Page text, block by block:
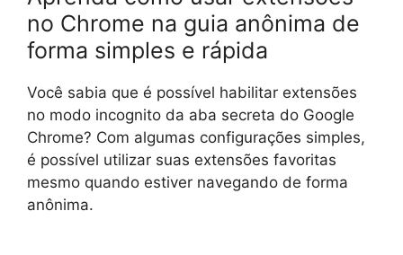
no Chrome na guia anônima de
forma simples e rápida
Você sabia que é possível habilitar extensões
no modo incognito da aba secreta do Google
Chrome? Com algumas configurações simples,
é possível utilizar suas extensões favoritas
mesmo quando estiver navegando de forma
anônima.